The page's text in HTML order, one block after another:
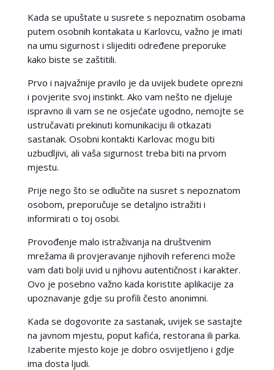
Kada se upuštate u susrete s nepoznatim osobama
putem osobnih kontakata u Karlovcu, važno je imati
na umu sigurnost i slijediti određene preporuke
kako biste se zaštitili.
Prvo i najvažnije pravilo je da uvijek budete oprezni
i povjerite svoj instinkt. Ako vam nešto ne djeluje
ispravno ili vam se ne osjećate ugodno, nemojte se
ustručavati prekinuti komunikaciju ili otkazati
sastanak. Osobni kontakti Karlovac mogu biti
uzbudljivi, ali vaša sigurnost treba biti na prvom
mjestu.
Prije nego što se odlučite na susret s nepoznatom
osobom, preporučuje se detaljno istražiti i
informirati o toj osobi.
Provođenje malo istraživanja na društvenim
mrežama ili provjeravanje njihovih referenci može
vam dati bolji uvid u njihovu autentičnost i karakter.
Ovo je posebno važno kada koristite aplikacije za
upoznavanje gdje su profili često anonimni.
Kada se dogovorite za sastanak, uvijek se sastajte
na javnom mjestu, poput kafića, restorana ili parka.
Izaberite mjesto koje je dobro osvijetljeno i gdje
ima dosta ljudi.